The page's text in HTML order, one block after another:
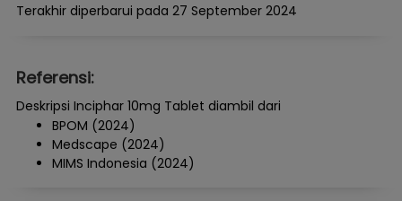
Terakhir diperbarui pada 27 September 2024
Referensi:
Deskripsi Inciphar 10mg Tablet diambil dari
BPOM (2024)
Medscape (2024)
MIMS Indonesia (2024)